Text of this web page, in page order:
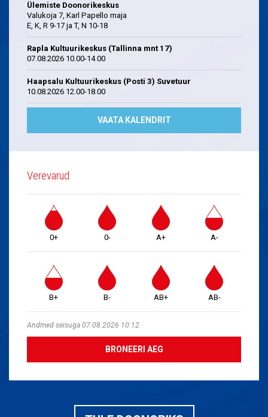
Ülemiste Doonorikeskus
Valukoja 7, Karl Papello maja
E, K, R 9-17 ja T, N 10-18
Rapla Kultuurikeskus (Tallinna mnt 17)
07.08.2026 10.00-14.00
Haapsalu Kultuurikeskus (Posti 3) Suvetuur
10.08.2026 12.00-18.00
VAATA KALENDRIT
Verevarud
0+ 0- A+ A-
B+ B- AB+ AB-
Andmed seisuga 07.08.2026 10:12
BRONEERI AEG